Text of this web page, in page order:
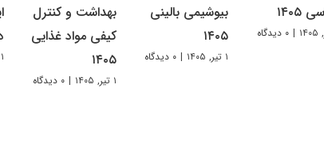
۱۴۰۵
| ۰ دیدگاه
بیوشیمی بالینی
۱۴۰۵
۱ تیر, ۱۴۰۵ | ۰ دیدگاه
بهداشت و کنترل
کیفی مواد غذایی
۱۴۰۵
۱ تیر, ۱۴۰۵ | ۰ دیدگاه
۱ تیر, ۱۴۰۵